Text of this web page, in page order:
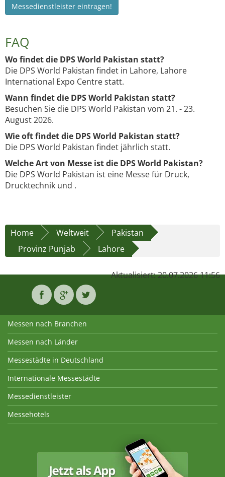
Messedienstleister eintragen!
FAQ
Wo findet die DPS World Pakistan statt?
Die DPS World Pakistan findet in Lahore, Lahore
International Expo Centre statt.
Wann findet die DPS World Pakistan statt?
Besuchen Sie die DPS World Pakistan vom 21. - 23.
August 2026.
Wie oft findet die DPS World Pakistan statt?
Die DPS World Pakistan findet jährlich statt.
Welche Art von Messe ist die DPS World Pakistan?
Die DPS World Pakistan ist eine Messe für Druck,
Drucktechnik und .
Home Weltweit
Pakistan
Provinz Punjab
Lahore
Aktualisiert: 20.07.2026 11:56
Messen nach Branchen
Messen nach Länder
Messestädte in Deutschland
Internationale Messestädte
Messedienstleister
Messehotels